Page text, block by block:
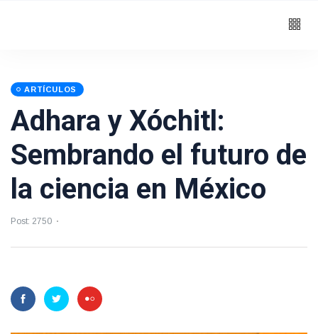
ARTÍCULOS
Adhara y Xóchitl:
Sembrando el futuro de
la ciencia en México
Post: 2750